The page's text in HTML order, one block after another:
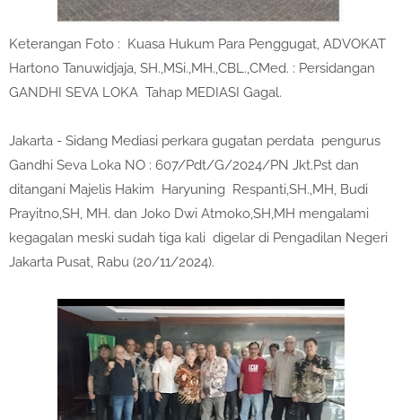
Keterangan Foto : Kuasa Hukum Para Penggugat, ADVOKAT
Hartono Tanuwidjaja, SH.,MSi.,MH.,CBL.,CMed. : Persidangan
GANDHI SEVA LOKA Tahap MEDIASI Gagal.
Jakarta - Sidang Mediasi perkara gugatan perdata pengurus
Gandhi Seva Loka NO : 607/Pdt/G/2024/PN Jkt.Pst dan
ditangani Majelis Hakim Haryuning Respanti,SH.,MH, Budi
Prayitno,SH, MH. dan Joko Dwi Atmoko,SH,MH mengalami
kegagalan meski sudah tiga kali digelar di Pengadilan Negeri
Jakarta Pusat, Rabu (20/11/2024).